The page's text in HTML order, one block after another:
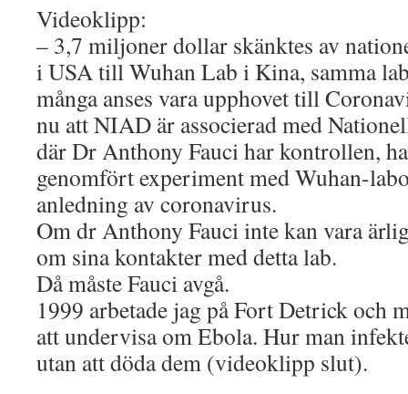
Videoklipp:
– 3,7 miljoner dollar skänktes av
i USA till Wuhan Lab i Kina, samma
många anses vara upphovet till
nu att NIAD är associerad med
där Dr Anthony Fauci har kontrollen,
genomfört experiment med Wuhan-
anledning av coronavirus.
Om dr Anthony Fauci inte kan vara
om sina kontakter med detta lab.
Då måste Fauci avgå.
1999 arbetade jag på Fort Detrick och
att undervisa om Ebola. Hur man
utan att döda dem (videoklipp slut).